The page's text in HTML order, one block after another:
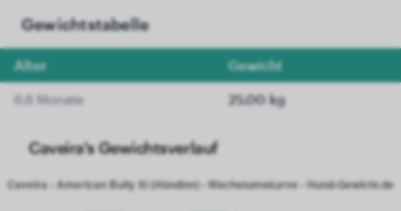
Gewichtstabelle
Alter Gewicht
6.6 Monate 25.00 kg
Caveira's Gewichtsverlauf